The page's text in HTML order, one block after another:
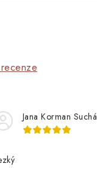
Jana Korman Suchá